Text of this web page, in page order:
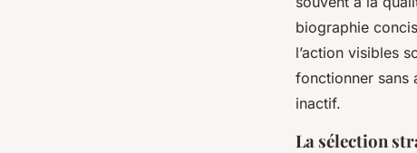
biographie
l’action visibles
fonctionner sans
inactif.
La sélection